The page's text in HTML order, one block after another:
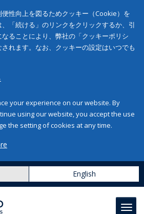
性向上を図るためクッキー（Cookie）を
「続ける」のリンクをクリックするか、引
ることにより、弊社の「クッキーポリシ
れます。なお、クッキーの設定はいつでも
your experience on our website. By
using our website, you accept the use
the setting of cookies at any time.
English